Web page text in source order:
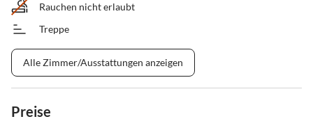
Rauchen nicht erlaubt
Treppe
Alle Zimmer/Ausstattungen anzeigen
Preise